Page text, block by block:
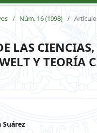
/ Núm. 16 (1998) /
LAS CIENCIAS,
Y TEORÍA
Suárez